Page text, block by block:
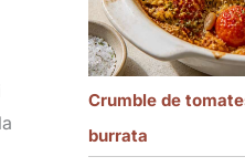
Crumble de
burrata